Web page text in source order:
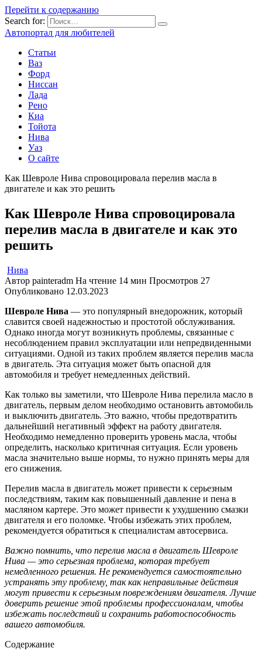
Перейти к содержанию
Search for:
Автопортал для любителей
Статьи
Ваз
Форд
Ниссан
Лада
Рено
Киа
Тойота
Нива
Уаз
О сайте
Как Шевроле Нива спровоцировала перелив масла в
двигателе и как это решить
Как Шевроле Нива спровоцировала
перелив масла в двигателе и как это
решить
Нива
Автор painteradm На чтение 14 мин Просмотров 27
Опубликовано 12.03.2023
Шевроле Нива — это популярный внедорожник, который
славится своей надежностью и простотой обслуживания.
Однако иногда могут возникнуть проблемы, связанные с
несоблюдением правил эксплуатации или непредвиденными
ситуациями. Одной из таких проблем является перелив масла
в двигатель. Эта ситуация может быть опасной для
автомобиля и требует немедленных действий.
Как только вы заметили, что Шевроле Нива перелила масло в
двигатель, первым делом необходимо остановить автомобиль
и выключить двигатель. Это важно, чтобы предотвратить
дальнейший негативный эффект на работу двигателя.
Необходимо немедленно проверить уровень масла, чтобы
определить, насколько критичная ситуация. Если уровень
масла значительно выше нормы, то нужно принять меры для
его снижения.
Перелив масла в двигатель может привести к серьезным
последствиям, таким как повышенный давление и пена в
масляном картере. Это может привести к ухудшению смазки
двигателя и его поломке. Чтобы избежать этих проблем,
рекомендуется обратиться к специалистам автосервиса.
Важно помнить, что перелив масла в двигатель Шевроле
Нива — это серьезная проблема, которая требует
немедленного решения. Не рекомендуется самостоятельно
устранять эту проблему, так как неправильные действия
могут привести к серьезным повреждениям двигателя. Лучше
доверить решение этой проблемы профессионалам, чтобы
избежать последствий и сохранить работоспособность
вашего автомобиля.
Содержание